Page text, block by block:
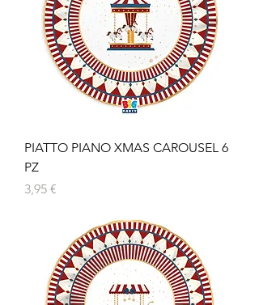
PIATTO PIANO XMAS CAROUSEL 6
PZ
Prezzo
3,95 €